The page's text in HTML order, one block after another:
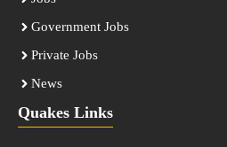
Government Jobs
Private Jobs
News
Quakes Links